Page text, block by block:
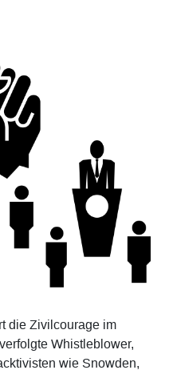
die Zivilcourage im
Whistleblower,
wie Snowden,